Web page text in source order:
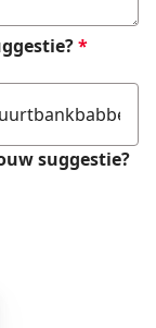
*
suggestie?